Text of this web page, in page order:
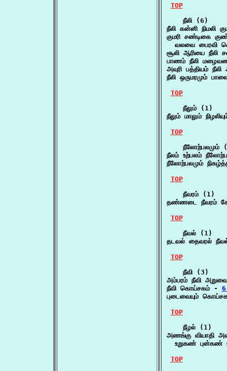
TOP
    நீலி (6)
நீலி கன்னி நிமலி
குமரி சண்டிகை
வலவை பைரவி
சூலி ஆரியை
பாணம் நீலி
அவுரி பத்தியம்
நீலி ஒருமரமும்
TOP
    நீலும் (1)
நீலும் மாலும்
TOP
நீலோற்பலமும்
நீலம் உற்பலம்
நீலோற்பலமும்
TOP
    நீவரம் (1)
தண்ணடை நீவரம்
TOP
    நீவல் (1)
தடவல் தைவரல்
TOP
    நீவி (3)
அம்பரம் நீவி
நீவி கொய்சகம் -
புடைவையும்
TOP
    நீழல் (1)
அணங்கு வியாதி
உறுகண் புன்கண்
TOP